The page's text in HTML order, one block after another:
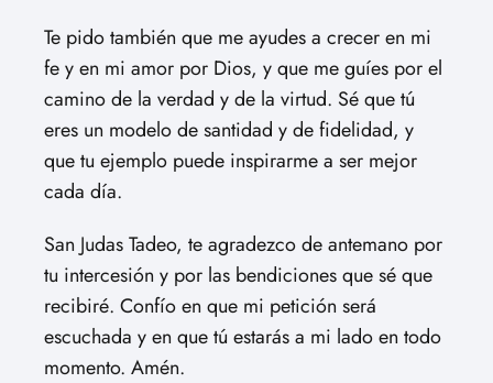
Te pido también que me ayudes a crecer en mi
fe y en mi amor por Dios, y que me guíes por el
camino de la verdad y de la virtud. Sé que tú
eres un modelo de santidad y de fidelidad, y
que tu ejemplo puede inspirarme a ser mejor
cada día.
San Judas Tadeo, te agradezco de antemano por
tu intercesión y por las bendiciones que sé que
recibiré. Confío en que mi petición será
escuchada y en que tú estarás a mi lado en todo
momento. Amén.